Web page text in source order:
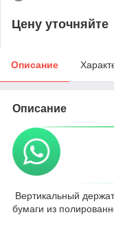
Цену уточняйте
Описание
Описание
Вертикальный
бумаги из